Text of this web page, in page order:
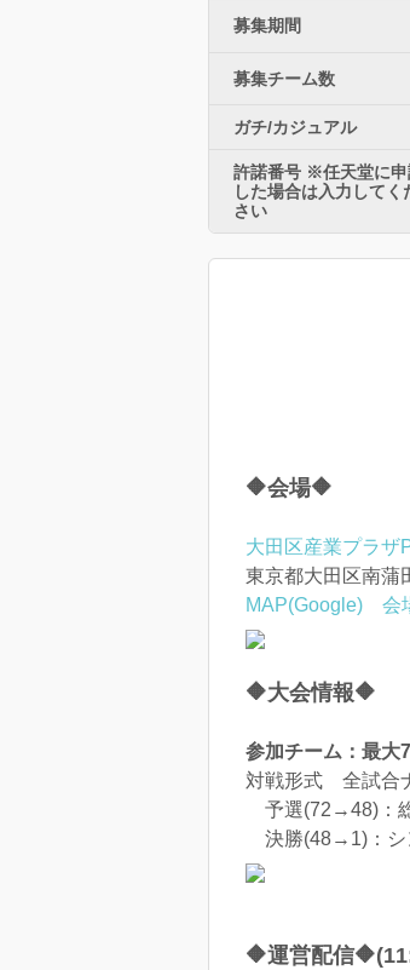
募集期間
募集チーム数
ガチ/カジュアル
許諾番号 ※任天堂に申
した場合は入力してく
さい
🔶会場🔶
大田区産業プラザ
東京都大田区南
MAP(Google)
会
🔶大会情報🔶
参加チーム：最大
対戦形式 全試合
予選(72→48)：総
決勝(48→1)：シ
🔶運営配信